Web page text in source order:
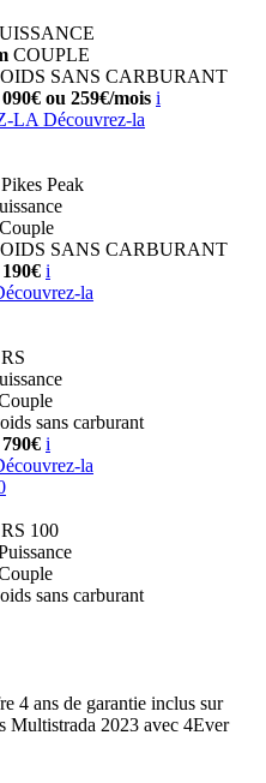
COUPLE
SANS CARBURANT
ou 259€/mois i
LA Découvrez-la
Peak
Couple
SANS CARBURANT
i
la
sans carburant
i
la
100
sans carburant
4 ans de garantie inclus sur
Multistrada 2023 avec 4Ever